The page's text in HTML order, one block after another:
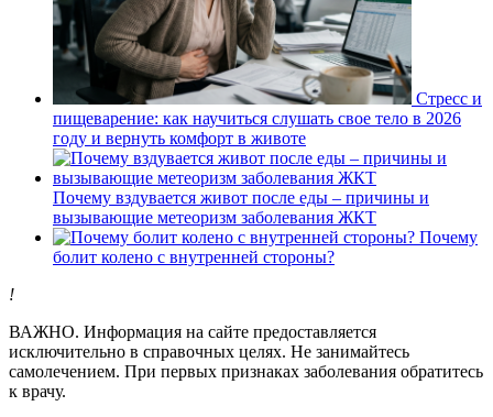
Стресс и
пищеварение: как научиться слушать свое тело в 2026
году и вернуть комфорт в животе
Почему вздувается живот после еды – причины и
вызывающие метеоризм заболевания ЖКТ
Почему
болит колено с внутренней стороны?
!
ВАЖНО. Информация на сайте предоставляется
исключительно в справочных целях. Не занимайтесь
самолечением. При первых признаках заболевания обратитесь
к врачу.